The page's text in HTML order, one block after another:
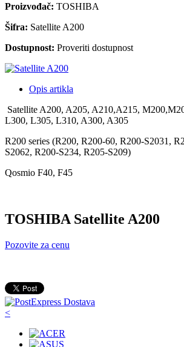
Proizvođač: TOSHIBA
Šifra: Satellite A200
Dostupnost: Proveriti dostupnost
Opis artikla
Satellite A200, A205, A210,A215,
L300, L305, L310, A300, A305
R200 series (R200, R200-60, R200-S2031,
S2062, R200-S234, R205-S209)
Qosmio F40, F45
TOSHIBA Satellite A200
Pozovite za cenu
<